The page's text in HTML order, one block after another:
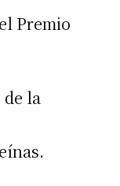
Premio
la